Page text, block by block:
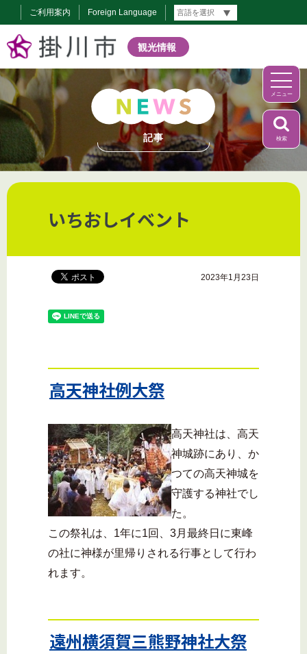
ご利用案内 Foreign Language
観光情報
メニュー
検索
記事
いちおしイベント
2023年1月23日
高天神社例大祭
高天神社は、高天
神城跡にあり、か
つての高天神城を
守護する神社でし
た。
この祭礼は、1年に1回、3月最終日に東峰
の社に神様が里帰りされる行事として行わ
れます。
遠州横須賀三熊野神社大祭